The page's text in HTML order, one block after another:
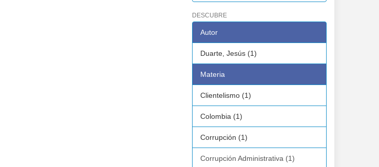
DESCUBRE
Autor
Duarte, Jesús (1)
Materia
Clientelismo (1)
Colombia (1)
Corrupción (1)
Corrupción Administrativa (1)